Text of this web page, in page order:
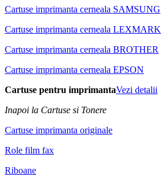
Cartuse imprimanta cerneala SAMSUNG
Cartuse imprimanta cerneala LEXMARK
Cartuse imprimanta cerneala BROTHER
Cartuse imprimanta cerneala EPSON
Cartuse pentru imprimantaVezi detalii
Inapoi la Cartuse si Tonere
Cartuse imprimanta originale
Role film fax
Riboane